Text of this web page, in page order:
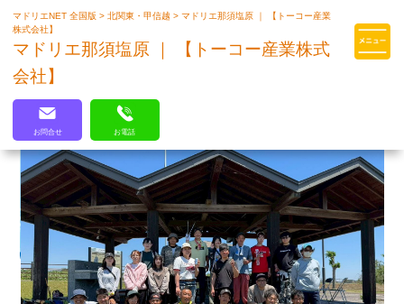
マドリエはLIXILの厳しい基準を
マドリエNET 全国版>北関東・甲信越>マドリエ那須塩原 ｜ 【トーコー産業
株式会社】
マドリエ那須塩原 ｜ 【トーコー産業株式
会社】
お問合せ お電話